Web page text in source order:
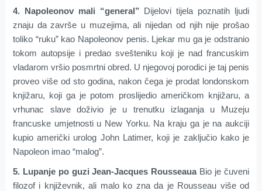
4. Napoleonov mali “general” Dijelovi tijela poznatih ljudi
znaju da završe u muzejima, ali nijedan od njih nije prošao
toliko “ruku” kao Napoleonov penis. Ljekar mu ga je odstranio
tokom autopsije i predao svešteniku koji je nad francuskim
vladarom vršio posmrtni obred. U njegovoj porodici je taj penis
proveo više od sto godina, nakon čega je prodat londonskom
knjižaru, koji ga je potom proslijedio američkom knjižaru, a
vrhunac slave doživio je u trenutku izlaganja u Muzeju
francuske umjetnosti u New Yorku. Na kraju ga je na aukciji
kupio američki urolog John Latimer, koji je zaključio kako je
Napoleon imao “malog”.
5. Lupanje po guzi Jean-Jacques RousseauaBio je čuveni
filozof i književnik, ali malo ko zna da je Rousseau više od